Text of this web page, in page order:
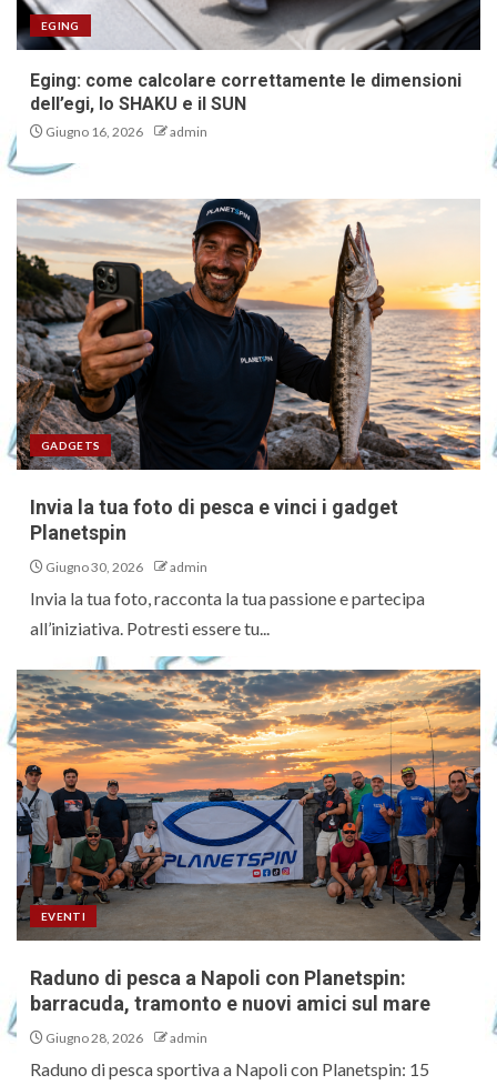
EGING
Eging: come calcolare correttamente le dimensioni
dell’egi, lo SHAKU e il SUN
Giugno 16, 2026 admin
GADGETS
Invia la tua foto di pesca e vinci i gadget
Planetspin
Giugno 30, 2026 admin
Invia la tua foto, racconta la tua passione e partecipa
all’iniziativa. Potresti essere tu...
EVENTI
Raduno di pesca a Napoli con Planetspin:
barracuda, tramonto e nuovi amici sul mare
Giugno 28, 2026 admin
Raduno di pesca sportiva a Napoli con Planetspin: 15